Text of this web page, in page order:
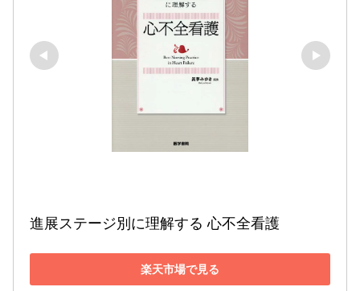
進展ステージ別に理解する 心不全看護
楽天市場で見る